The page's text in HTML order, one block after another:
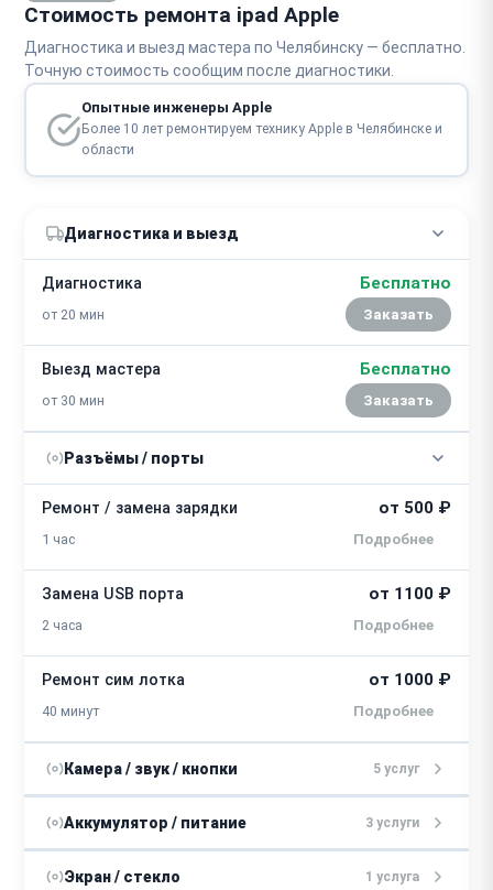
Стоимость ремонта ipad Apple
Диагностика и выезд мастера по Челябинску — бесплатно.
Точную стоимость сообщим после диагностики.
Опытные инженеры Apple
Более 10 лет ремонтируем технику Apple в Челябинске и
области
Диагностика и выезд
Диагностика
от 20 мин
Бесплатно
Заказать
Выезд мастера
от 30 мин
Бесплатно
Заказать
Разъёмы / порты
Ремонт / замена зарядки
1 час
от 500 ₽
Замена USB порта
2 часа
от 1100 ₽
Ремонт сим лотка
40 минут
от 1000 ₽
Камера / звук / кнопки 5 услуг
Ремонт FaceID
от 1 часа
от 2300 ₽
Аккумулятор / питание 3 услуги
Замена контроллера питания от 4500 ₽
Экран / стекло 1 услуга